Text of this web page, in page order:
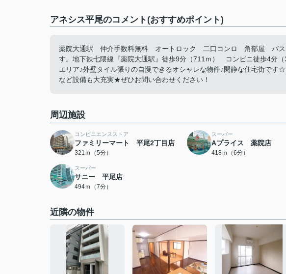
アネシス平尾のコメント(おすすめポイント)
薬院大通駅 仲介手数料無料 オートロック 二口コンロ 角部屋 バス
す。地下鉄七隈線『薬院大通駅』徒歩9分（711ｍ） コンビニ徒歩4
エリア♪外壁タイル張りの自慢できるオシャレな物件♪閑静な住宅街です
など設備も大充実★ぜひお問い合わせください！
周辺施設
コンビニエンスストア
ファミリーマート 平尾2丁目店
321ｍ（5分）
スーパー
Aプライス 薬院店
418ｍ（6分）
スーパー
サニー 平尾店
494ｍ（7分）
近隣の物件